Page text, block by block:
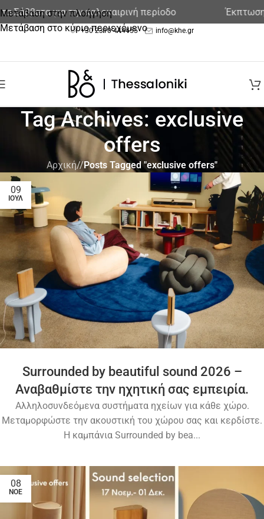
Μετάβαση στην πλοήγηση
Μετάβαση στο κύριο περιεχόμενο
για την καλοκαιρινή περίοδο Έκπτωση στα
+30 2310 444455 info@khe.gr
Tag Archives: exclusive
offers
Αρχική/ Posts Tagged "exclusive offers"
09
ΙΟΎΛ
Surrounded by beautiful sound 2026 –
Αναβαθμίστε την ηχητική σας εμπειρία.
Αλληλοσυνδεόμενα συστήματα ηχείων για κάθε χώρο.
Μεταμορφώστε την ακουστική του χώρου σας και κερδίστε.
Η καμπάνια Surrounded by bea...
08
ΝΟΈ